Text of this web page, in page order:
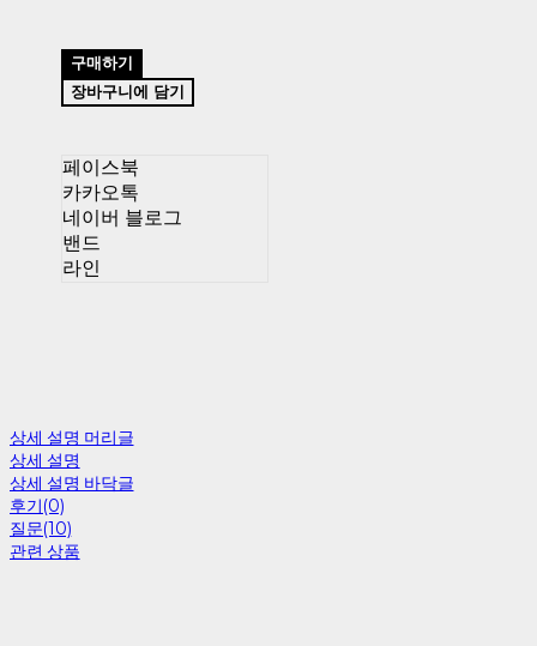
구매하기
장바구니에 담기
페이스북
카카오톡
네이버 블로그
밴드
라인
상세 설명 머리글
상세 설명
상세 설명 바닥글
후기(0)
질문(10)
관련 상품